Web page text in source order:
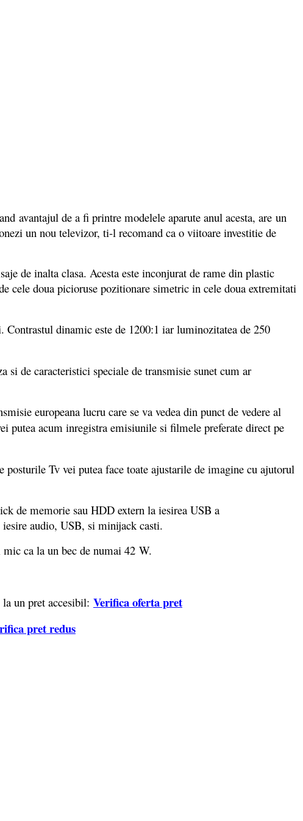
avantajul de a fi printre modelele aparute anul acesta, are un
un nou televizor, ti-l recomand ca o viitoare investitie de
de inalta clasa. Acesta este inconjurat de rame din plastic
cele doua picioruse pozitionare simetric in cele doua extremitati
dinamic este de 1200:1 iar luminozitatea de 250
si de caracteristici speciale de transmisie sunet cum ar
europeana lucru care se va vedea din punct de vedere al
putea acum inregistra emisiunile si filmele preferate direct pe
Tv vei putea face toate ajustarile de imagine cu ajutorul
de memorie sau HDD extern la iesirea USB a
audio, USB, si minijack casti.
ca la un bec de numai 42 W.
un pret accesibil: Verifica oferta pret
pret redus